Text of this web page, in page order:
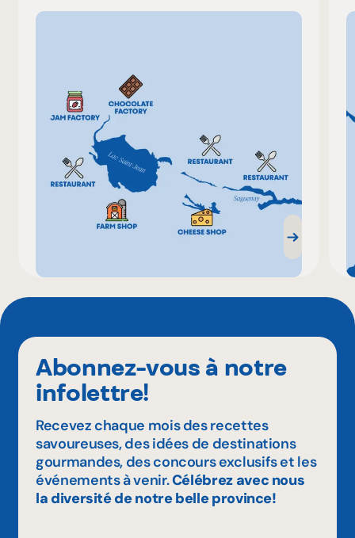
Abonnez-vous à notre
infolettre!
Recevez chaque mois des recettes
savoureuses, des idées de destinations
gourmandes, des concours exclusifs et les
événements à venir.Célébrez avec nous
la diversité de notre belle province!